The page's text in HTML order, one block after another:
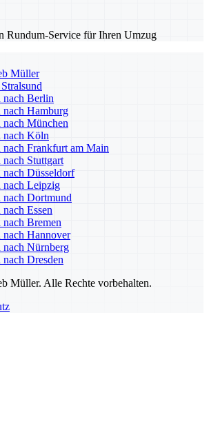
Rundum-Service für Ihren Umzug
Müller
nach Berlin
Hamburg
München
nach Köln
Frankfurt am Main
Stuttgart
Düsseldorf
nach Leipzig
Dortmund
Essen
Bremen
Hannover
Nürnberg
Dresden
Müller. Alle Rechte vorbehalten.